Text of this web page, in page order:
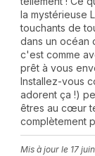
la mystérieuse
touchants de
dans un océan
c'est comme
prêt à vous
Installez-vous
adorent ça !)
êtres au cœur
complètement
Mis à jour le 17